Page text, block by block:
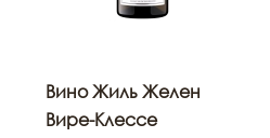
Вино Жиль Желен
Вире-Клессе